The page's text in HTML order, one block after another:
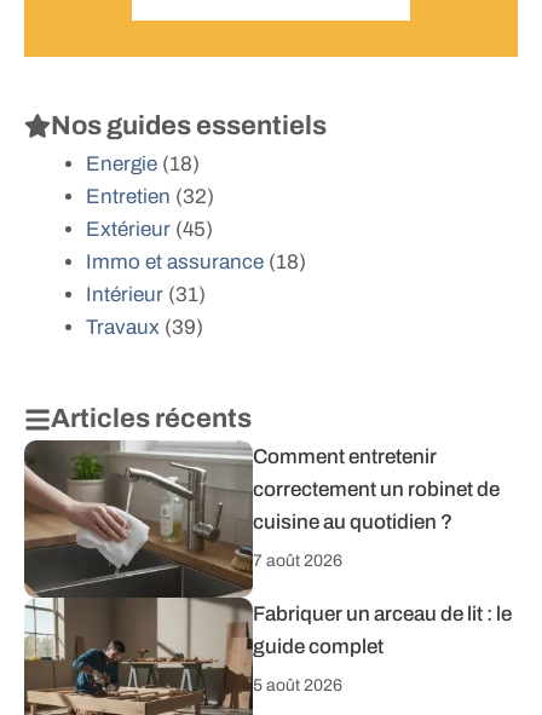
Nos guides essentiels
Energie (18)
Entretien (32)
Extérieur (45)
Immo et assurance (18)
Intérieur (31)
Travaux (39)
Articles récents
Comment entretenir
correctement un robinet de
cuisine au quotidien ?
7 août 2026
Fabriquer un arceau de lit : le
guide complet
5 août 2026